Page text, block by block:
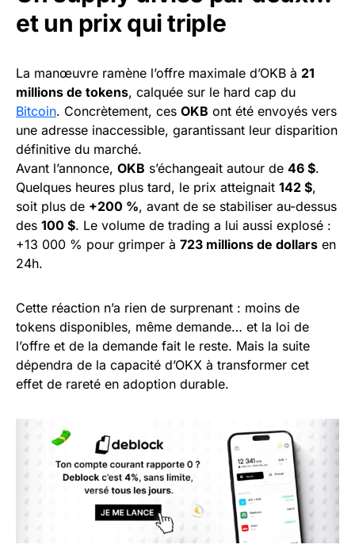
et un prix qui triple
La manœuvre ramène l’offre maximale d’OKB à 21
millions de tokens, calquée sur le hard cap du
Bitcoin. Concrètement, ces OKB ont été envoyés vers
une adresse inaccessible, garantissant leur disparition
définitive du marché.
Avant l’annonce, OKB s’échangeait autour de 46 $.
Quelques heures plus tard, le prix atteignait 142 $,
soit plus de +200 %, avant de se stabiliser au-dessus
des 100 $. Le volume de trading a lui aussi explosé :
+13 000 % pour grimper à 723 millions de dollars en
24h.
Cette réaction n’a rien de surprenant : moins de
tokens disponibles, même demande… et la loi de
l’offre et de la demande fait le reste. Mais la suite
dépendra de la capacité d’OKX à transformer cet
effet de rareté en adoption durable.